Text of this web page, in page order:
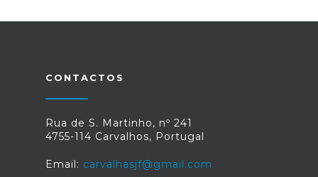
CONTACTOS
Rua de S. Martinho, nº 241
4755-114 Carvalhos, Portugal
Email: carvalhasjf@gmail.com